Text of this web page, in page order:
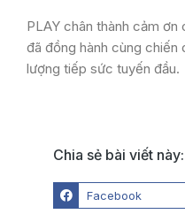
PLAY chân thành cảm
đã đồng hành cùng chiến
lượng tiếp sức tuyến đầu.
Chia sẻ bài viết này:
Facebook